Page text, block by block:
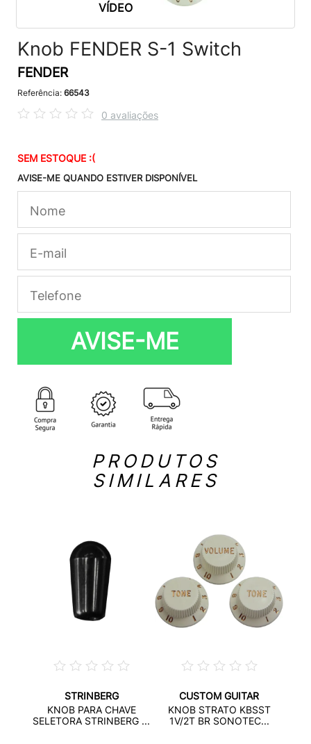
VÍDEO
Knob FENDER S-1 Switch
FENDER
Referência: 66543
0 avaliações
SEM ESTOQUE :(
AVISE-ME QUANDO ESTIVER DISPONÍVEL
AVISE-ME
PRODUTOS
SIMILARES
STRINBERG
KNOB PARA CHAVE
SELETORA STRINBERG ...
CUSTOM GUITAR
KNOB STRATO KBSST
1V/2T BR SONOTEC...